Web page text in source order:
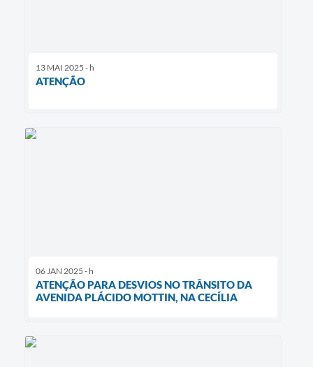
13 MAI 2025 - h
ATENÇÃO
06 JAN 2025 - h
ATENÇÃO PARA DESVIOS NO TRÂNSITO DA
AVENIDA PLÁCIDO MOTTIN, NA CECÍLIA